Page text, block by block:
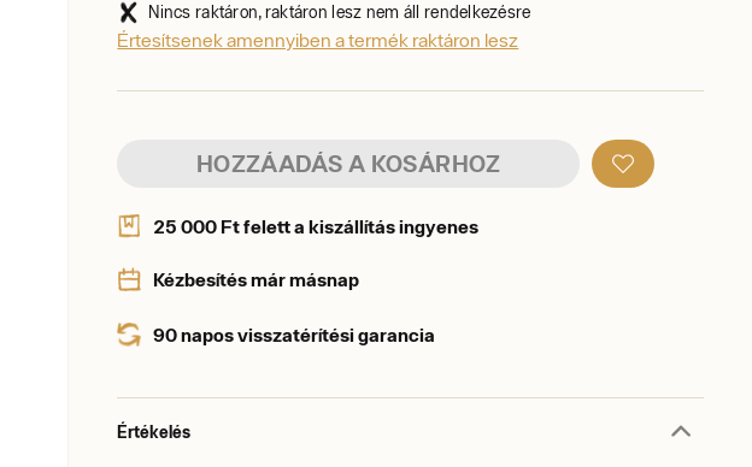
Nincs raktáron, raktáron lesz nem áll rendelkezésre
Értesítsenek amennyiben a termék raktáron lesz
HOZZÁADÁS A KOSÁRHOZ
25 000 Ft felett a kiszállítás ingyenes
Kézbesítés már másnap
90 napos visszatérítési garancia
Értékelés